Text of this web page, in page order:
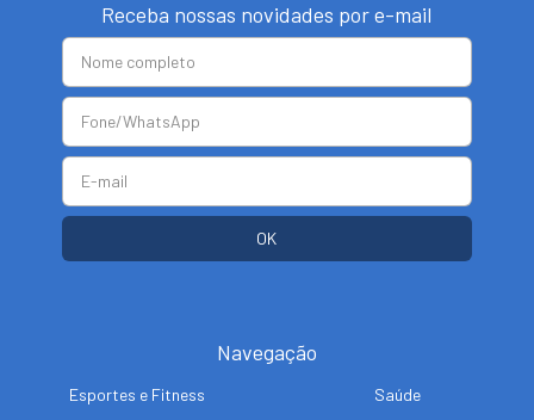
Receba nossas novidades por e-mail
Navegação
Esportes e Fitness
Saúde